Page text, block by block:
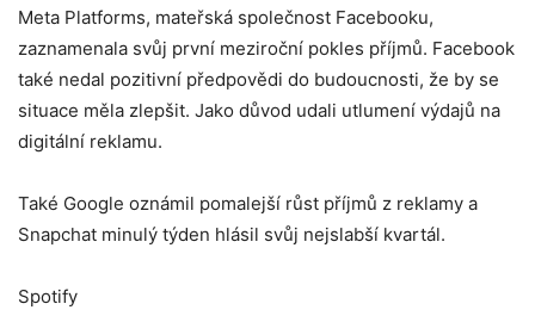
Meta Platforms, mateřská společnost Facebooku,
zaznamenala svůj první meziroční pokles příjmů. Facebook
také nedal pozitivní předpovědi do budoucnosti, že by se
situace měla zlepšit. Jako důvod udali utlumení výdajů na
digitální reklamu.
Také Google oznámil pomalejší růst příjmů z reklamy a
Snapchat minulý týden hlásil svůj nejslabší kvartál.
Spotify